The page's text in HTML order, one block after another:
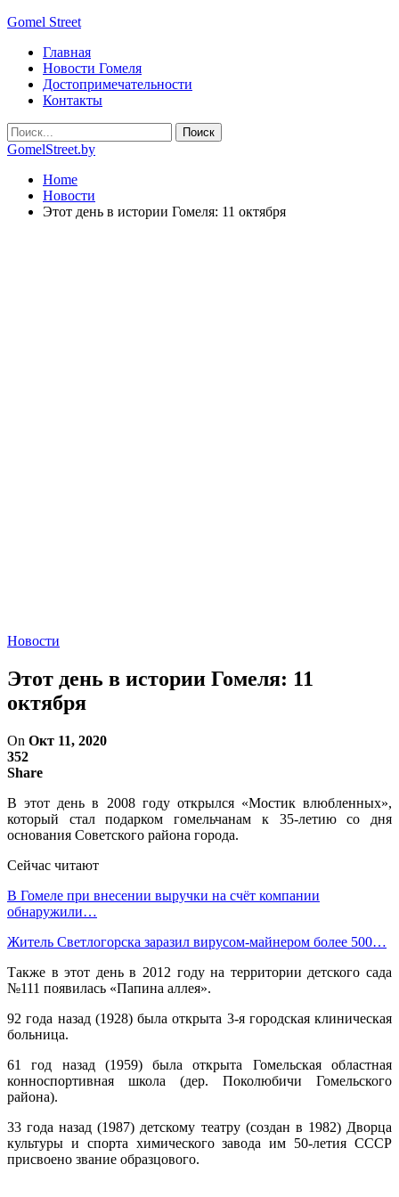
Gomel Street
Главная
Новости Гомеля
Достопримечательности
Контакты
GomelStreet.by
Home
Новости
Этот день в истории Гомеля: 11 октября
Новости
Этот день в истории Гомеля: 11
октября
On Окт 11, 2020
352
Share
В этот день в 2008 году открылся «Мостик влюбленных»,
который стал подарком гомельчанам к 35-летию со дня
основания Советского района города.
Сейчас читают
В Гомеле при внесении выручки на счёт компании
обнаружили…
Житель Светлогорска заразил вирусом-майнером более 500…
Также в этот день в 2012 году на территории детского сада
№111 появилась «Папина аллея».
92 года назад (1928) была открыта 3-я городская клиническая
больница.
61 год назад (1959) была открыта Гомельская областная
конноспортивная школа (дер. Поколюбичи Гомельского
района).
33 года назад (1987) детскому театру (создан в 1982) Дворца
культуры и спорта химического завода им 50-летия СССР
присвоено звание образцового.